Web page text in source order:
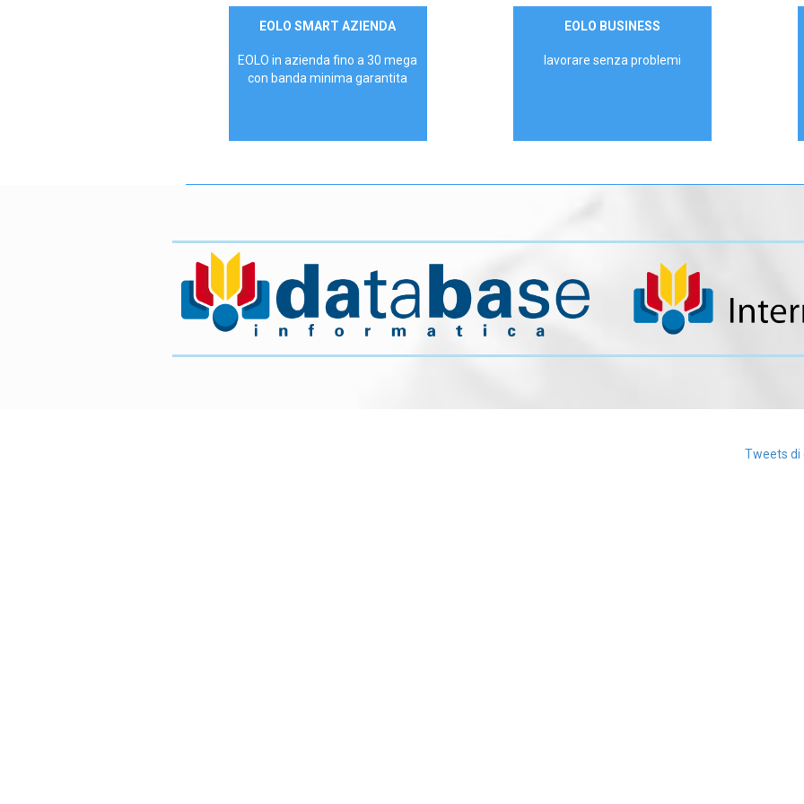
Contattaci
EOLO SMART AZIENDA
EOLO in azienda fino a 30 mega
con banda minima garantita
ContattaciEOLO BUSINESS
lavorare senza problemi
Tweets di